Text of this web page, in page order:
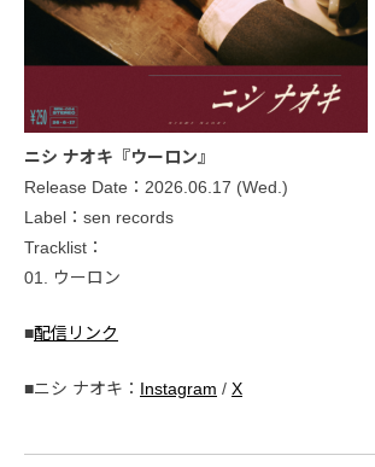
ニシ ナオキ『ウーロン』
Release Date：2026.06.17 (Wed.)
Label：sen records
Tracklist：
01. ウーロン
■配信リンク
■ニシ ナオキ： Instagram / X